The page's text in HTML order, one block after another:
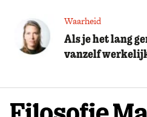
Waarheid
Als je het lang
vanzelf